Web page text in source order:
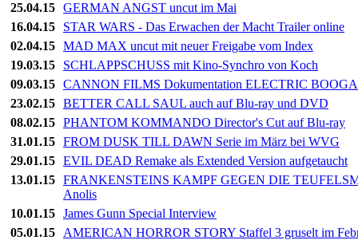
25.04.15 GERMAN ANGST uncut im Mai
16.04.15
STAR WARS - Das Erwachen der Macht Trailer online
02.04.15 MAD MAX uncut mit neuer Freigabe vom Index
19.03.15
SCHLAPPSCHUSS mit Kino-Synchro von Koch
09.03.15 CANNON FILMS Dokumentation ELECTRIC
23.02.15 BETTER CALL SAUL auch auf Blu-ray und DVD
08.02.15 PHANTOM KOMMANDO Director's Cut auf Blu-ray
31.01.15 FROM DUSK TILL DAWN Serie im März bei WVG
29.01.15 EVIL DEAD Remake als Extended Version aufgetaucht
13.01.15 FRANKENSTEINS KAMPF GEGEN DIE
Anolis
10.01.15 James Gunn Special Interview
05.01.15
AMERICAN HORROR STORY Staffel 3 gruselt im